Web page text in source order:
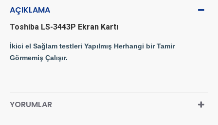
AÇIKLAMA
Toshiba LS-3443P Ekran Kartı
İkici el Sağlam testleri Yapılmış Herhangi bir Tamir
Görmemiş Çalışır.
YORUMLAR